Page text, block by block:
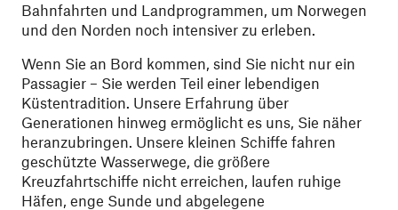
Bahnfahrten und Landprogrammen, um Norwegen
und den Norden noch intensiver zu erleben.
Wenn Sie an Bord kommen, sind Sie nicht nur ein
Passagier – Sie werden Teil einer lebendigen
Küstentradition. Unsere Erfahrung über
Generationen hinweg ermöglicht es uns, Sie näher
heranzubringen. Unsere kleinen Schiffe fahren
geschützte Wasserwege, die größere
Kreuzfahrtschiffe nicht erreichen, laufen ruhige
Häfen, enge Sunde und abgelegene